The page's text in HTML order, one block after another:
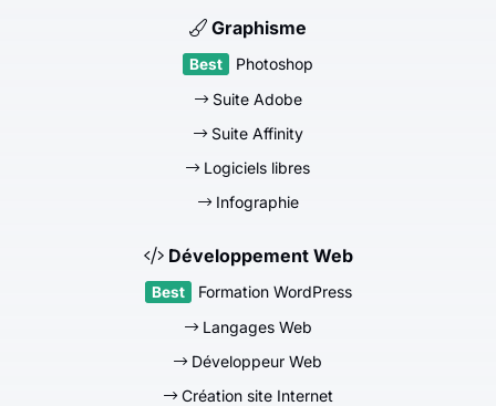
Graphisme
Photoshop
Suite Adobe
Suite Affinity
Logiciels libres
Infographie
Développement Web
Formation WordPress
Langages Web
Développeur Web
Création site Internet